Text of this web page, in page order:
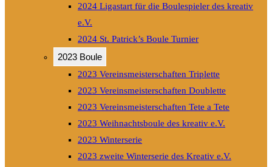
2024 Ligastart für die Boulespieler des kreativ
e.V.
2024 St. Patrick’s Boule Turnier
2023 Boule
2023 Vereinsmeisterschaften Triplette
2023 Vereinsmeisterschaften Doublette
2023 Vereinsmeisterschaften Tete a Tete
2023 Weihnachtsboule des kreativ e.V.
2023 Winterserie
2023 zweite Winterserie des Kreativ e.V.